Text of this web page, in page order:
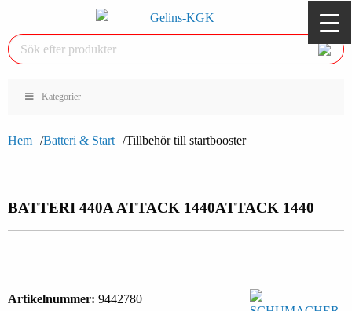
Kategorier
Hem Batteri & Start Tillbehör till startbooster
BATTERI 440A ATTACK 1440ATTACK 1440
Artikelnummer: 9442780